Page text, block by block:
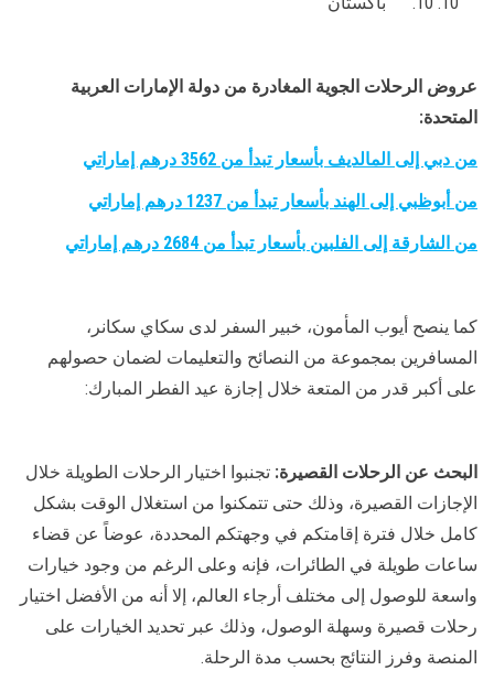
عروض الرحلات الجوية المغادرة من دولة الإمارات العربية
المتحدة:
من دبي إلى المالديف بأسعار تبدأ من 3562 درهم إماراتي
من أبوظبي إلى الهند بأسعار تبدأ من 1237 درهم إماراتي
من الشارقة إلى الفلبين بأسعار تبدأ من 2684 درهم إماراتي
كما ينصح أيوب المأمون، خبير السفر لدى سكاي سكانر،
المسافرين بمجموعة من النصائح والتعليمات لضمان حصولهم
على أكبر قدر من المتعة خلال إجازة عيد الفطر المبارك:
البحث عن الرحلات القصيرة: تجنبوا اختيار الرحلات الطويلة خلال
الإجازات القصيرة، وذلك حتى تتمكنوا من استغلال الوقت بشكل
كامل خلال فترة إقامتكم في وجهتكم المحددة، عوضاً عن قضاء
ساعات طويلة في الطائرات، فإنه وعلى الرغم من وجود خيارات
واسعة للوصول إلى مختلف أرجاء العالم، إلا أنه من الأفضل اختيار
رحلات قصيرة وسهلة الوصول، وذلك عبر تحديد الخيارات على
المنصة وفرز النتائج بحسب مدة الرحلة.